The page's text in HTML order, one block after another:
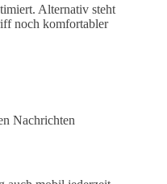
Alternativ steht
noch komfortabler
Nachrichten